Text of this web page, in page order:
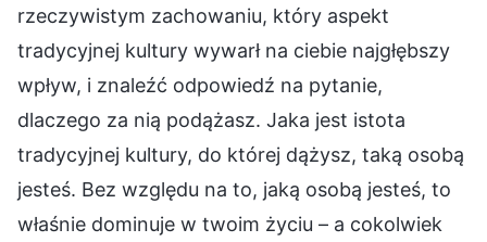
rzeczywistym zachowaniu, który aspekt
tradycyjnej kultury wywarł na ciebie najgłębszy
wpływ, i znaleźć odpowiedź na pytanie,
dlaczego za nią podążasz. Jaka jest istota
tradycyjnej kultury, do której dążysz, taką osobą
jesteś. Bez względu na to, jaką osobą jesteś, to
właśnie dominuje w twoim życiu – a cokolwiek